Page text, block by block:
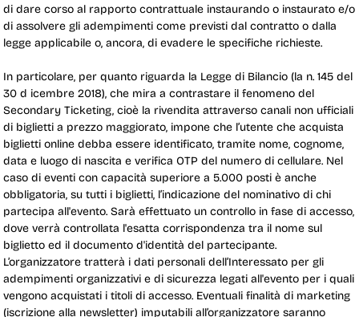
di dare corso al rapporto contrattuale instaurando o instaurato e/o
di assolvere gli adempimenti come previsti dal contratto o dalla
legge applicabile o, ancora, di evadere le specifiche richieste.
In particolare, per quanto riguarda la Legge di Bilancio (la n. 145 del
30 d icembre 2018), che mira a contrastare il fenomeno del
Secondary Ticketing, cioè la rivendita attraverso canali non ufficiali
di biglietti a prezzo maggiorato, impone che l’utente che acquista
biglietti online debba essere identificato, tramite nome, cognome,
data e luogo di nascita e verifica OTP del numero di cellulare. Nel
caso di eventi con capacità superiore a 5.000 posti è anche
obbligatoria, su tutti i biglietti, l’indicazione del nominativo di chi
partecipa all'evento. Sarà effettuato un controllo in fase di accesso,
dove verrà controllata l'esatta corrispondenza tra il nome sul
biglietto ed il documento d'identità del partecipante.
L’organizzatore tratterà i dati personali dell’Interessato per gli
adempimenti organizzativi e di sicurezza legati all'evento per i quali
vengono acquistati i titoli di accesso. Eventuali finalità di marketing
(iscrizione alla newsletter) imputabili all’organizzatore saranno